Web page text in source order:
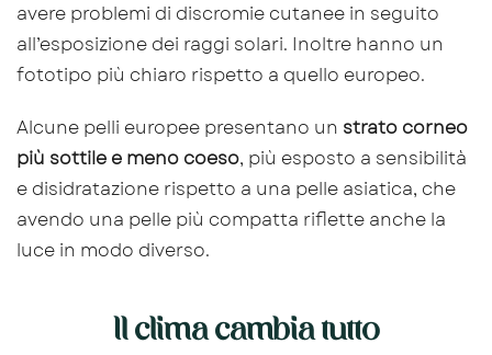
avere problemi di discromie cutanee in seguito
all’esposizione dei raggi solari. Inoltre hanno un
fototipo più chiaro rispetto a quello europeo.
Alcune pelli europee presentano un strato corneo
più sottile e meno coeso, più esposto a sensibilità
e disidratazione rispetto a una pelle asiatica, che
avendo una pelle più compatta riflette anche la
luce in modo diverso.
Il clima cambia tutto